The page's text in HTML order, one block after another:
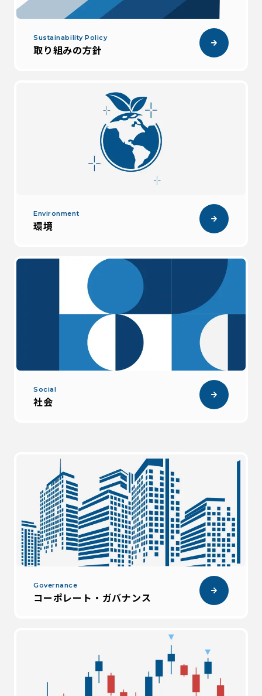
Sustainability Policy
取り組みの方針
Environment
環境
Social
社会
Governance
コーポレート・ガバナンス